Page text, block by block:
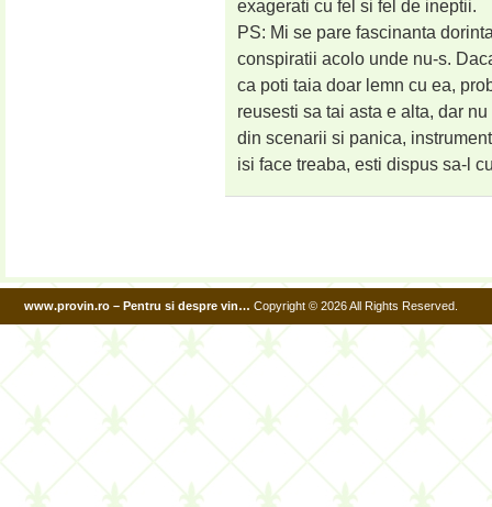
exagerati cu fel si fel de ineptii.
PS: Mi se pare fascinanta
conspiratii acolo unde nu-s.
ca poti taia doar lemn cu ea,
reusesti sa tai asta e alta, dar
din scenarii si panica,
isi face treaba, esti dispus sa-l
www.provin.ro – Pentru si despre vin… Copyright © 2026 All Rights Reserved.